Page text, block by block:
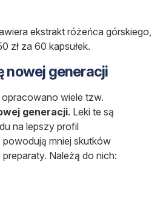
ekstrakt różeńca górskiego,
zł za 60 kapsułek.
nowej generacji
wiele tzw.
generacji. Leki te są
na lepszy profil
mniej skutków
Należą do nich: